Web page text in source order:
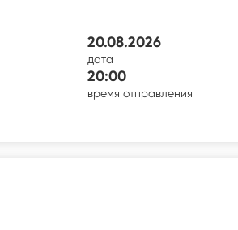
20.08.2026
дата
20:00
время отправления